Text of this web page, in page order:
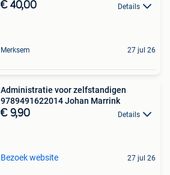
€ 40,00 Details
Merksem 27 jul 26
Administratie voor zelfstandigen
9789491622014 Johan Marrink
€ 9,90 Details
Bezoek website 27 jul 26